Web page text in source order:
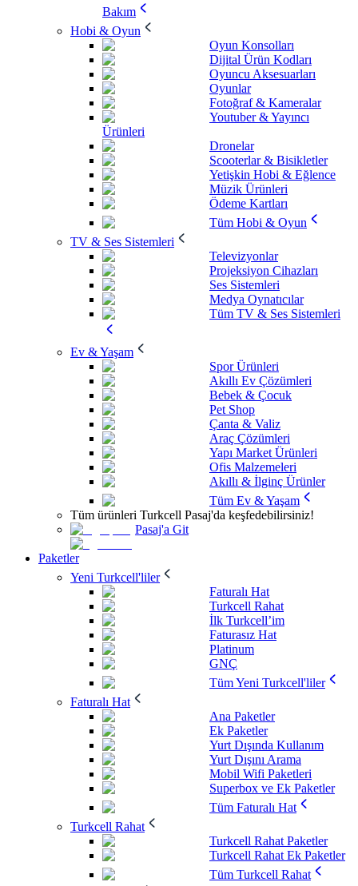
Bakım
Hobi & Oyun
Oyun Konsolları
Dijital Ürün Kodları
Oyuncu Aksesuarları
Oyunlar
Fotoğraf & Kameralar
Youtuber & Yayıncı
Ürünleri
Dronelar
Scooterlar & Bisikletler
Yetişkin Hobi & Eğlence
Müzik Ürünleri
Ödeme Kartları
Tüm Hobi & Oyun
TV & Ses Sistemleri
Televizyonlar
Projeksiyon Cihazları
Ses Sistemleri
Medya Oynatıcılar
Tüm TV & Ses Sistemleri
Ev & Yaşam
Spor Ürünleri
Akıllı Ev Çözümleri
Bebek & Çocuk
Pet Shop
Çanta & Valiz
Araç Çözümleri
Yapı Market Ürünleri
Ofis Malzemeleri
Akıllı & İlginç Ürünler
Tüm Ev & Yaşam
Tüm ürünleri Turkcell Pasaj'da keşfedebilirsiniz!
Pasaj'a Git
Paketler
Yeni Turkcell'liler
Faturalı Hat
Turkcell Rahat
İlk Turkcell’im
Faturasız Hat
Platinum
GNÇ
Tüm Yeni Turkcell'liler
Faturalı Hat
Ana Paketler
Ek Paketler
Yurt Dışında Kullanım
Yurt Dışını Arama
Mobil Wifi Paketleri
Superbox ve Ek Paketler
Tüm Faturalı Hat
Turkcell Rahat
Turkcell Rahat Paketler
Turkcell Rahat Ek Paketler
Tüm Turkcell Rahat